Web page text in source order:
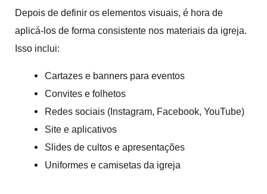
Depois de definir os elementos visuais, é hora de
aplicá-los de forma consistente nos materiais da igreja.
Isso inclui:
Cartazes e banners para eventos
Convites e folhetos
Redes sociais (Instagram, Facebook, YouTube)
Site e aplicativos
Slides de cultos e apresentações
Uniformes e camisetas da igreja